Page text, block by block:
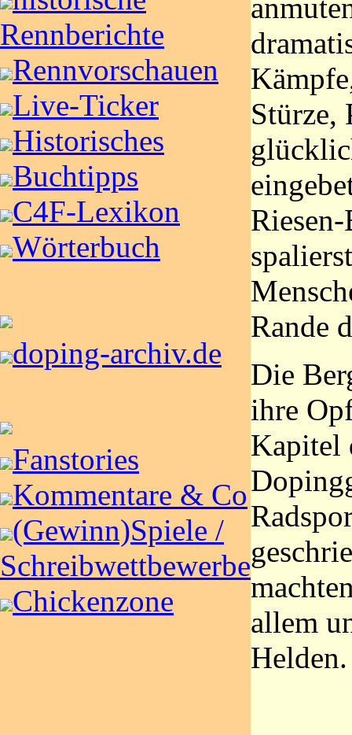
Rennberichte
Rennvorschauen
Live-Ticker
Historisches
Buchtipps
C4F-Lexikon
Wörterbuch
doping-archiv.de
Fanstories
Kommentare & Co
(Gewinn)Spiele /
Schreibwettbewerbe
Chickenzone
Stürze,
Rande
Die
ihre
Kapitel
allem
Helden.